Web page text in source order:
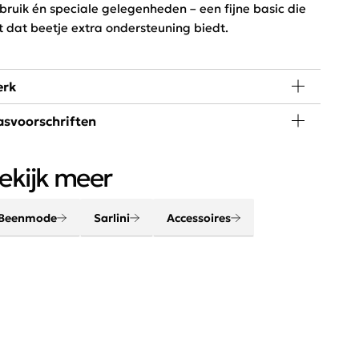
én speciale gelegenheden – een fijne basic die
dat beetje extra ondersteuning biedt.
uw outfit compleet met de modeaccessoires en
vindt u eenvoudig accessoires die passen bij
outfit.
meer
Sarlini Accessoires